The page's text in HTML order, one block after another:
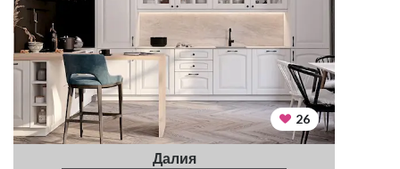
26
Далия